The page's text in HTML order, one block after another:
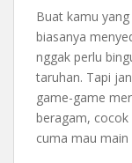
Buat kamu
biasanya
nggak perlu
taruhan. Tapi
game-game
beragam,
cuma mau main